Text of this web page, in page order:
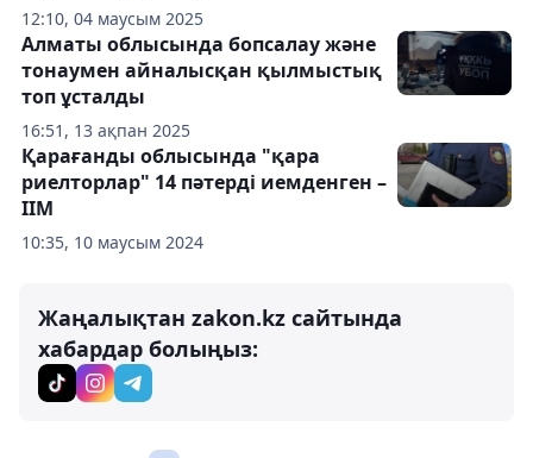
12:10, 04 маусым 2025
16:51, 13 ақпан 2025
Алматы облысында бопсалау және
тонаумен айналысқан қылмыстық
топ ұсталды
10:35, 10 маусым 2024
Қарағанды облысында "қара
риелторлар" 14 пәтерді иемденген –
ІІМ
Жаңалықтан zakon.kz сайтында
хабардар болыңыз: